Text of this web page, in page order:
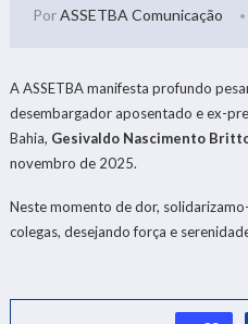
PorASSETBA Comunicação
A ASSETBA manifesta profundo
desembargador aposentado e ex-
Bahia, Gesivaldo Nascimento
novembro de 2025.
Neste momento de dor,
colegas, desejando força e